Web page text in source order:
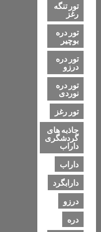
تور تنگه
رغز
تور دره
بوچیر
تور دره
درزو
تور دره
نوردی
تور رغز
جاذبه های
گردشگری
داراب
داراب
دارابگرد
درزو
دره